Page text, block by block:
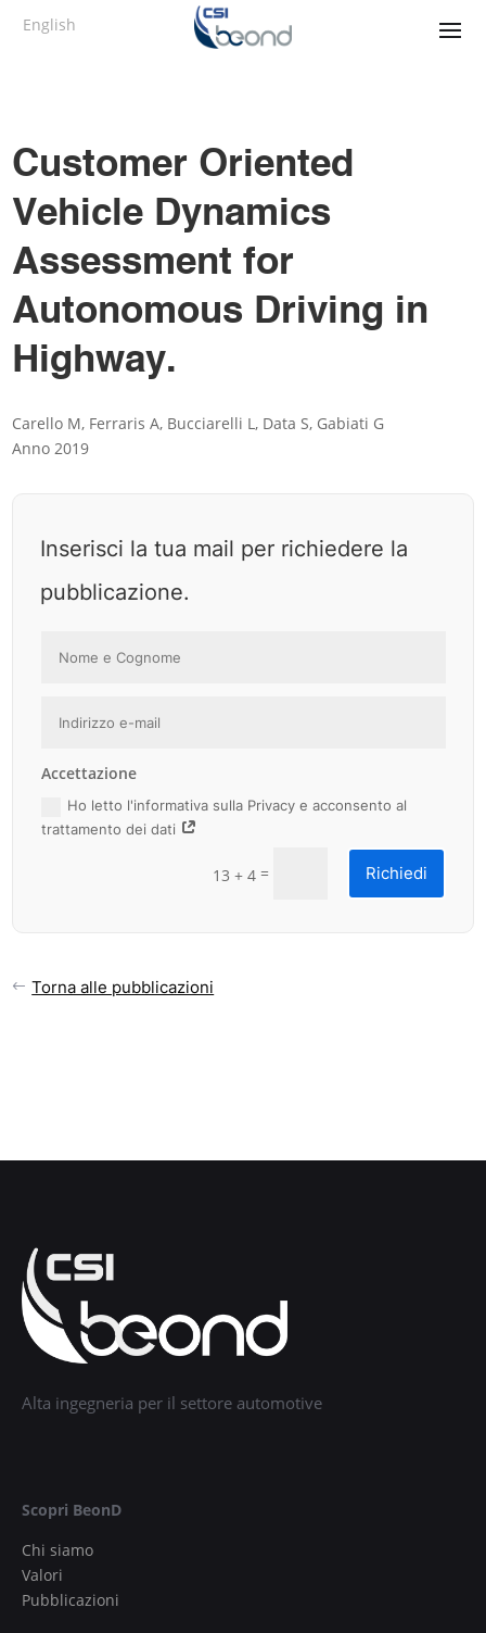
English
Customer Oriented
Vehicle Dynamics
Assessment for
Autonomous Driving in
Highway.
Carello M, Ferraris A, Bucciarelli L, Data S, Gabiati G
Anno 2019
Inserisci la tua mail per richiedere la
pubblicazione.
Accettazione
Ho letto l'informativa sulla Privacy e acconsento al
trattamento dei dati
13 + 4= Richiedi
Torna alle pubblicazioni
Alta ingegneria per il settore automotive
Scopri BeonD
Chi siamo
Valori
Pubblicazioni